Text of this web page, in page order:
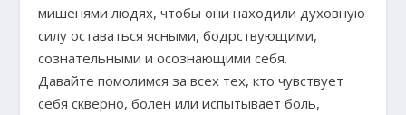
мишенями людях, чтобы они находили духовную
силу оставаться ясными, бодрствующими,
сознательными и осознающими себя.
Давайте помолимся за всех тех, кто чувствует
себя скверно, болен или испытывает боль,